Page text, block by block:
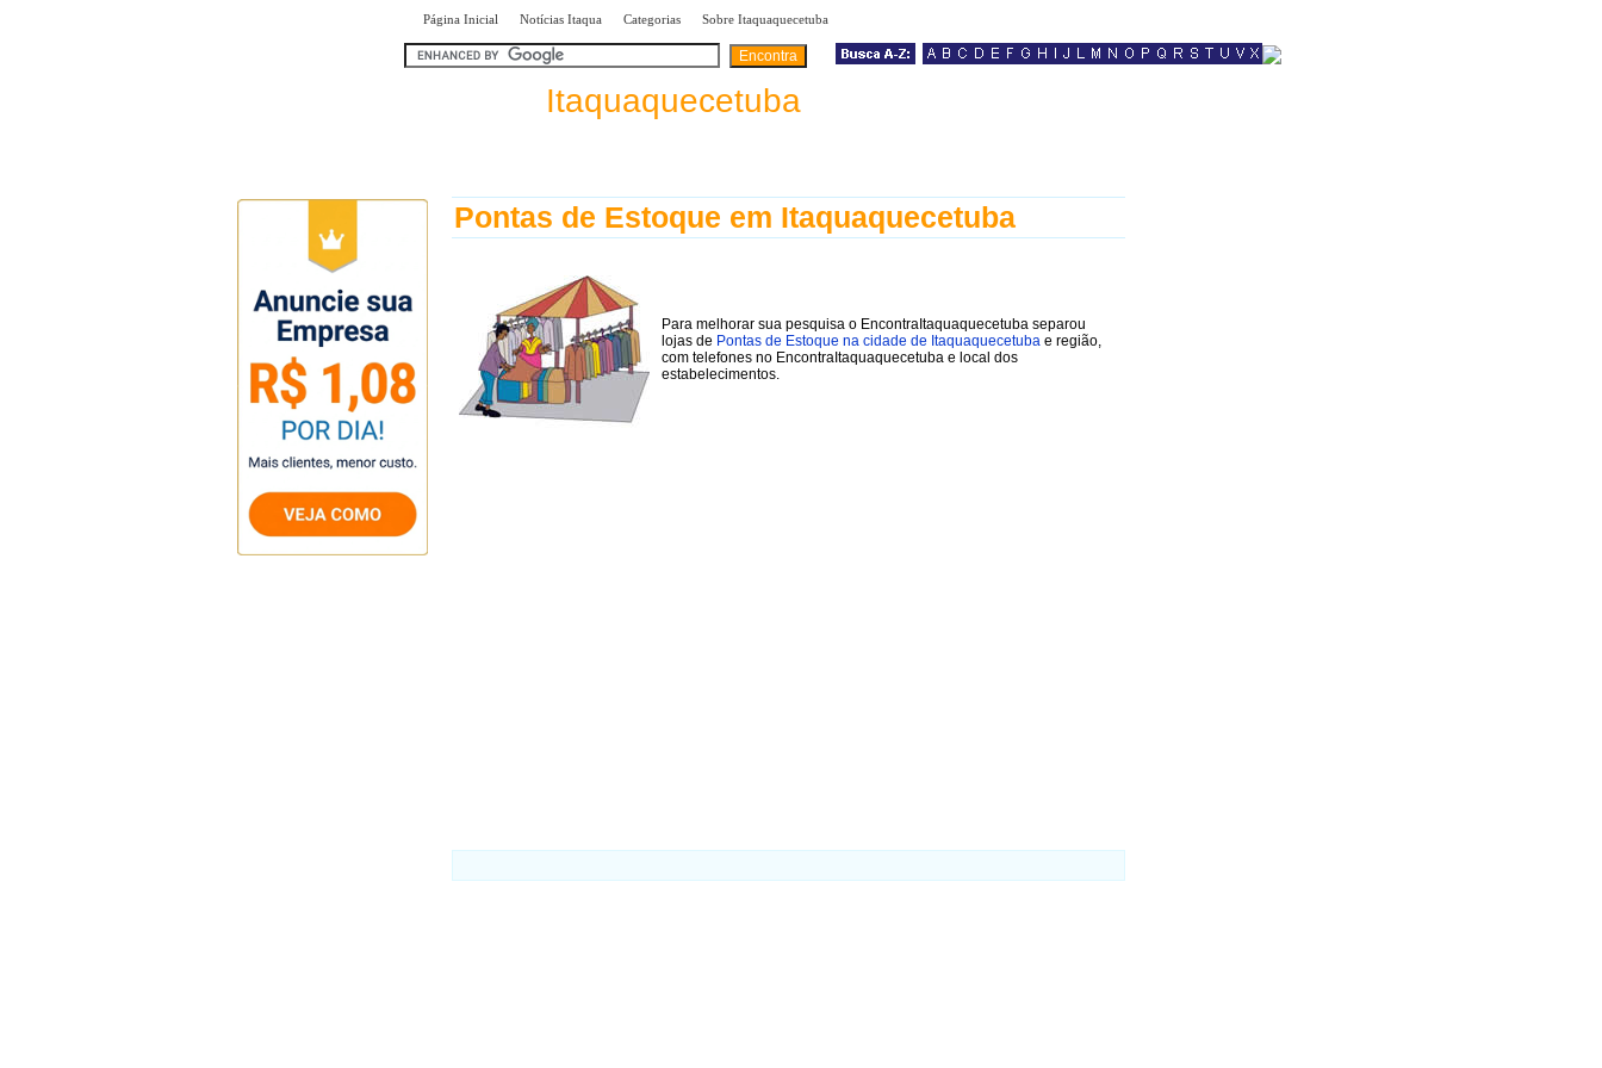
Página Inicial Notícias Itaqua Categorias Sobre Itaquaquecetuba
Itaquaquecetuba
Pontas de Estoque em Itaquaquecetuba
Para melhorar sua pesquisa o EncontraItaquaquecetuba separou
lojas de Pontas de Estoque na cidade de Itaquaquecetuba e região,
com telefones no EncontraItaquaquecetuba e local dos
estabelecimentos.